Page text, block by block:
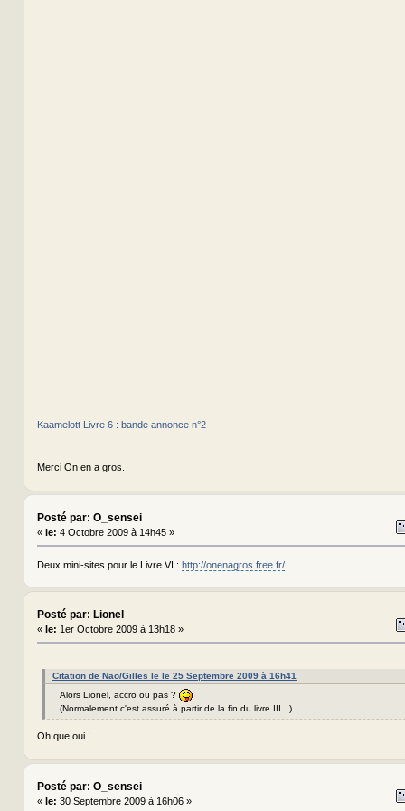
Kaamelott Livre 6 : bande annonce n°2
Merci On en a gros.
Posté par: O_sensei
« le: 4 Octobre 2009 à 14h45 »
Deux mini-sites pour le Livre VI : http://onenagros.free.fr/
Posté par: Lionel
« le: 1er Octobre 2009 à 13h18 »
Citation de Nao/Gilles le le 25 Septembre 2009 à 16h41
Alors Lionel, accro ou pas ?
(Normalement c'est assuré à partir de la fin du livre III...)
Oh que oui !
Posté par: O_sensei
« le: 30 Septembre 2009 à 16h06 »